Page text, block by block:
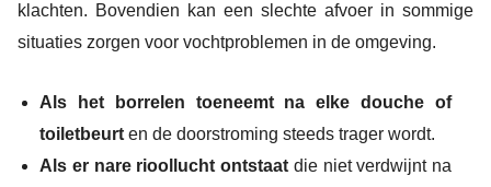
klachten. Bovendien kan een slechte afvoer in sommige
situaties zorgen voor vochtproblemen in de omgeving.
Als het borrelen toeneemt na elke douche of
toiletbeurt en de doorstroming steeds trager wordt.
Als er nare rioollucht ontstaat die niet verdwijnt na